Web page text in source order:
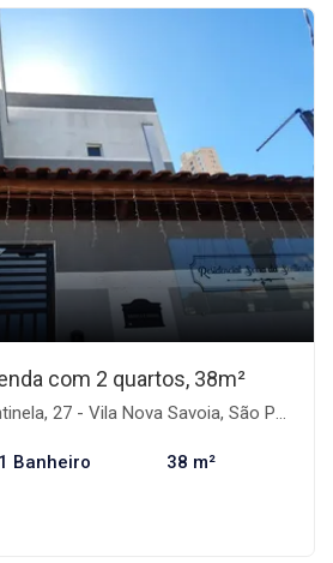
com 2 quartos, 38m²
27 - Vila Nova Savoia, São Paulo-SP
1 Banheiro 38 m²